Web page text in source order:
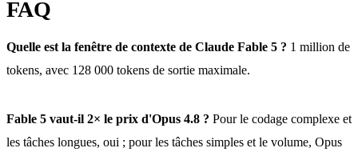
FAQ
Quelle est la fenêtre de contexte de Claude Fable 5 ? 1 million de
tokens, avec 128 000 tokens de sortie maximale.
Fable 5 vaut-il 2× le prix d'Opus 4.8 ? Pour le codage complexe et
les tâches longues, oui ; pour les tâches simples et le volume, Opus